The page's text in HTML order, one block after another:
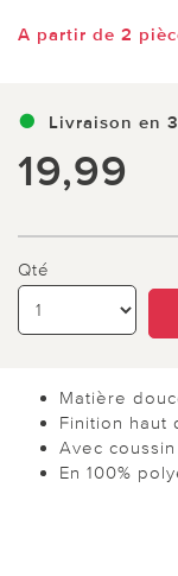
A partir de 2
Livraison en
19,99
Qté
Matière
Finition haut
Avec
En 100%